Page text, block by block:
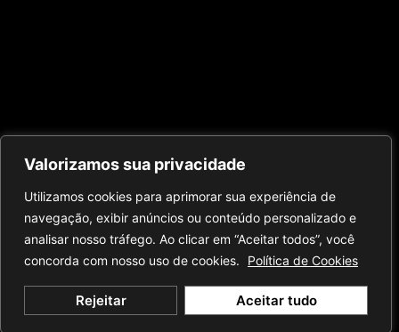
Valorizamos sua privacidade
Utilizamos cookies para aprimorar sua experiência de
navegação, exibir anúncios ou conteúdo personalizado e
analisar nosso tráfego. Ao clicar em “Aceitar todos”, você
concorda com nosso uso de cookies.
Política de Cookies
Rejeitar Aceitar tudo